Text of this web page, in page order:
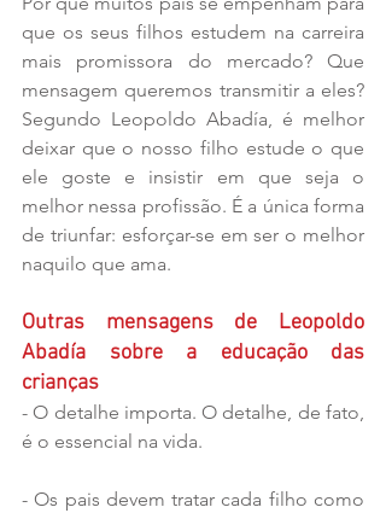
que os seus filhos estudem na carreira
mais promissora do mercado? Que
mensagem queremos transmitir a eles?
Segundo Leopoldo Abadía, é melhor
deixar que o nosso filho estude o que
ele goste e insistir em que seja o
melhor nessa profissão. É a única forma
de triunfar: esforçar-se em ser o melhor
naquilo que ama.
Outras mensagens de Leopoldo
Abadía sobre a educação das
crianças
- O detalhe importa. O detalhe, de fato,
é o essencial na vida.
- Os pais devem tratar cada filho como